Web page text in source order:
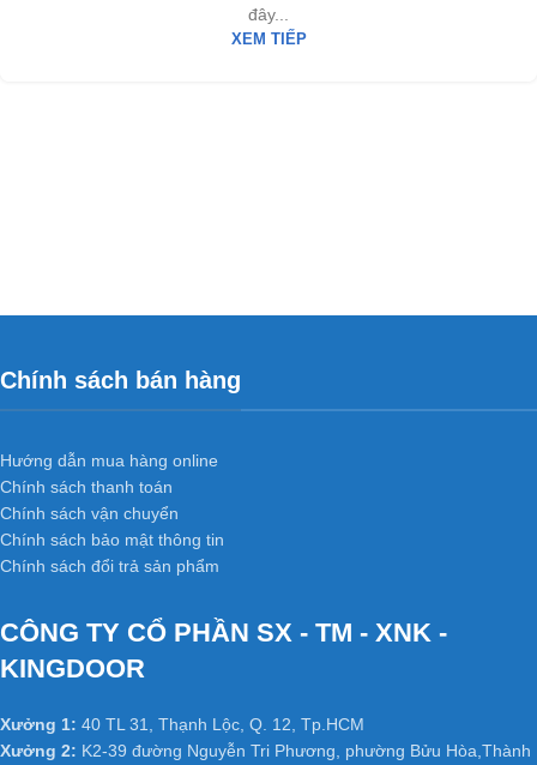
đây...
XEM TIẾP
Chính sách bán hàng
Hướng dẫn mua hàng online
Chính sách thanh toán
Chính sách vận chuyển
Chính sách bảo mật thông tin
Chính sách đổi trả sản phẩm
CÔNG TY CỔ PHẦN SX - TM - XNK -
KINGDOOR
Xưởng 1: 40 TL 31, Thạnh Lộc, Q. 12, Tp.HCM
Xưởng 2: K2-39 đường Nguyễn Tri Phương, phường Bửu Hòa,Thành